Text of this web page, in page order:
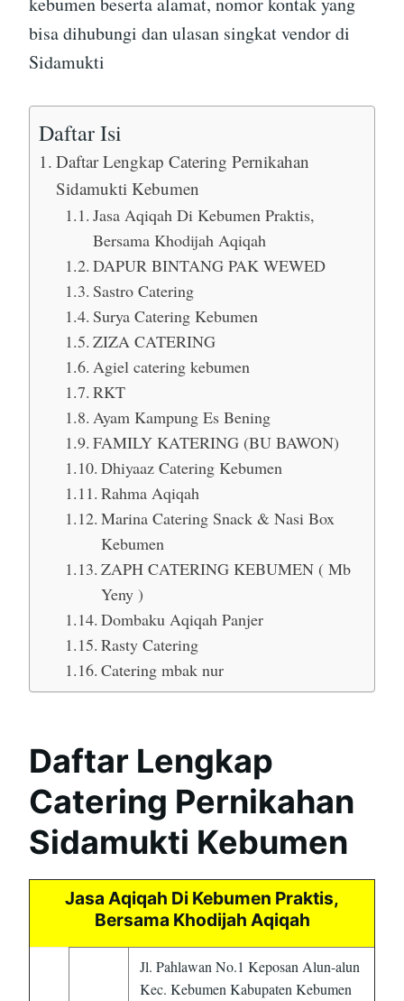
bisa dihubungi dan ulasan singkat vendor di
Sidamukti
Daftar Isi
Daftar Lengkap Catering Pernikahan
Sidamukti Kebumen
Jasa Aqiqah Di Kebumen Praktis,
Bersama Khodijah Aqiqah
DAPUR BINTANG PAK WEWED
Sastro Catering
Surya Catering Kebumen
ZIZA CATERING
Agiel catering kebumen
RKT
Ayam Kampung Es Bening
FAMILY KATERING (BU BAWON)
Dhiyaaz Catering Kebumen
Rahma Aqiqah
Marina Catering Snack & Nasi Box
Kebumen
ZAPH CATERING KEBUMEN ( Mb
Yeny )
Dombaku Aqiqah Panjer
Rasty Catering
Catering mbak nur
Daftar Lengkap
Catering Pernikahan
Sidamukti Kebumen
Jasa Aqiqah Di Kebumen Praktis,
Bersama Khodijah Aqiqah
Jl. Pahlawan No.1 Keposan Alun-alun
Kec. Kebumen Kabupaten Kebumen